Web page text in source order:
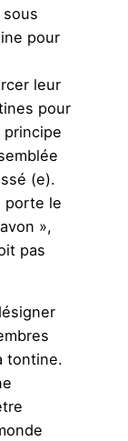
pour
leur
pour
(e).
porte le
»,
pas
tontine.